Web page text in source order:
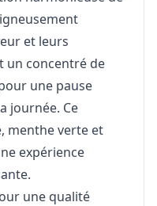
et leurs
un concentré de
une pause
journée. Ce
menthe verte et
expérience
une qualité